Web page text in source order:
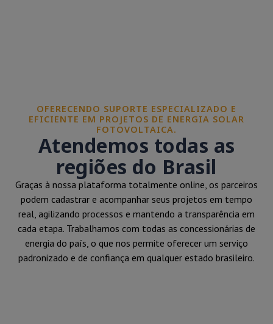
OFERECENDO SUPORTE ESPECIALIZADO E
EFICIENTE EM PROJETOS DE ENERGIA SOLAR
FOTOVOLTAICA.
Atendemos todas as
regiões do Brasil
Graças à nossa plataforma totalmente online, os parceiros
podem cadastrar e acompanhar seus projetos em tempo
real, agilizando processos e mantendo a transparência em
cada etapa. Trabalhamos com todas as concessionárias de
energia do país, o que nos permite oferecer um serviço
padronizado e de confiança em qualquer estado brasileiro.